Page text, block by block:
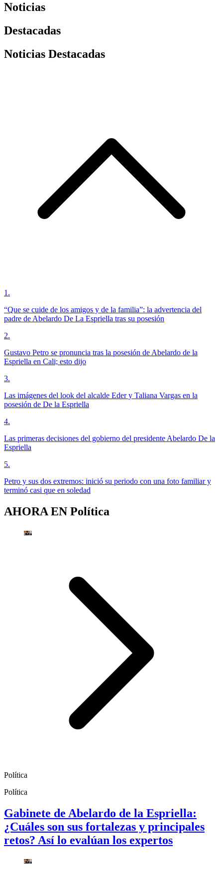
Noticias
Destacadas
Noticias Destacadas
1 .
“Que se cuide de los amigos y de la familia”: la advertencia del
padre de Abelardo De La Espriella tras su posesión
2.
Gustavo Petro se pronuncia tras la posesión de Abelardo de la
Espriella en Cali; esto dijo
3.
Las imágenes del look del alcalde Eder y Taliana Vargas en la
posesión de De la Espriella
4.
Las primeras decisiones del gobierno del presidente Abelardo De la
Espriella
5.
Petro y sus dos extremos: inició su periodo con una foto familiar y
terminó casi que en soledad
AHORA EN Política
Política
Política
Gabinete de Abelardo de la Espriella:
¿Cuáles son sus fortalezas y principales
retos? Así lo evalúan los expertos